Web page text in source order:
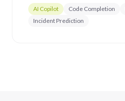
AI Copilot Code Completion
Incident Prediction